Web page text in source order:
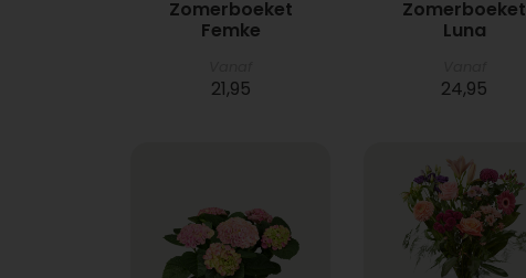
Zomerboeket
Femke
21,95
Zomerboeket
Luna
24,95